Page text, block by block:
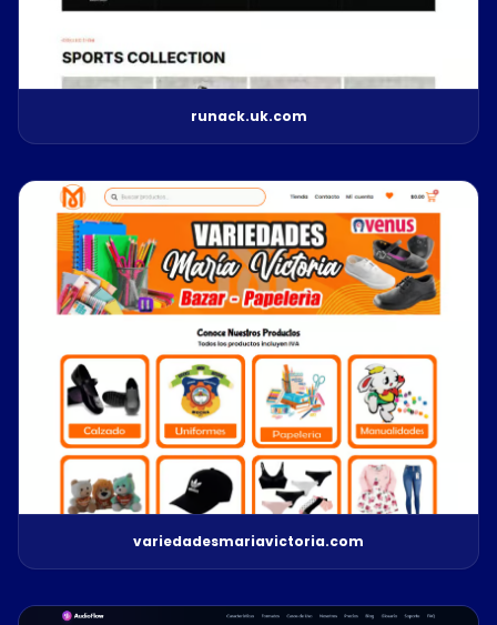
runack.uk.com
variedadesmariavictoria.com